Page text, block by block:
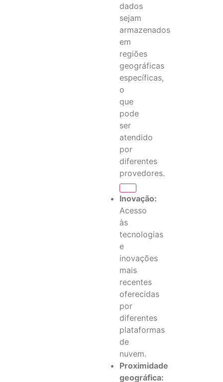
dados
sejam
armazenados
em
regiões
geográficas
específicas,
o
que
pode
ser
atendido
por
diferentes
provedores.
Inovação:
Acesso
às
tecnologias
e
inovações
mais
recentes
oferecidas
por
diferentes
plataformas
de
nuvem.
Proximidade
geográfica: